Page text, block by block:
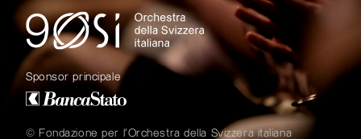
Sponsor principale
© Fondazione per l'Orchestra della Svizzera italiana